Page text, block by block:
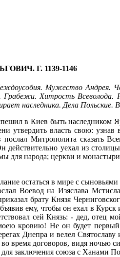
Г. 1139-1146
Мужество Андрея.
Грабежи. Хитрость Всеволода.
наследника. Дела
в Киев быть
утвердить власть свою:
послал Митрополита сказать
уехал из
для народа; церкви и
остаться в мире с
Воевод на Изяслава
брату Князя
ему, чтобы он ехал в
сей Князь: - дед, отец
кровию! Не он будет
Днепра и велел
время договоров, видя ночью
заключения союза с Ханами